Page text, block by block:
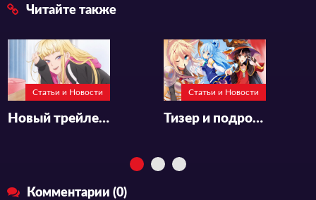
Читайте также
Статьи и Новости
Новый трейлер аниме-сериала «Dosanko Gal wa Namara Menkoi»
Статьи и Новости
Тизер и подробности аниме «Kono Subarashii Sekai ni Shukufuku wo! 3»
Комментарии (0)